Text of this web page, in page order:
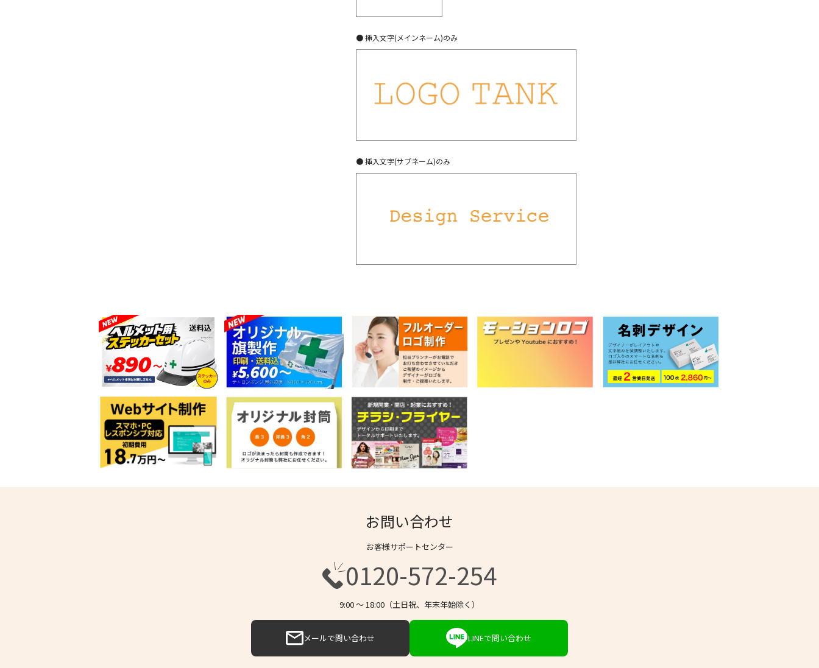
● 挿入文字(メインネーム)のみ
● 挿入文字(サブネーム)のみ
お問い合わせ
お客様サポートセンター
0120-572-254
9:00 〜 18:00（土日祝、年末年始除く）
メールで問い合わせ LINEで問い合わせ